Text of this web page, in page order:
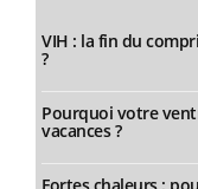
VIH : la fin du
?
Pourquoi votre
vacances ?